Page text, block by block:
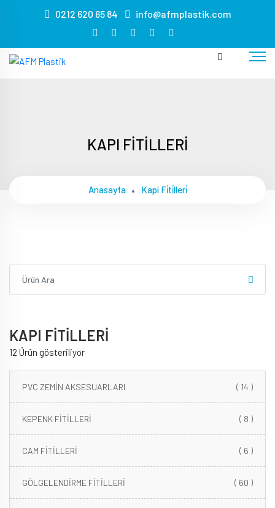
kiralama
masa
sandalye
kiralama
pvc
kaplama
0212 620 65 84 info@afmplastik.com
KAPI FİTİLLERİ
Anasayfa Kapi Fi̇ti̇lleri̇
KAPI FİTİLLERİ
12 Ürün gösteriliyor
PVC ZEMİN AKSESUARLARI ( 14 )
KEPENK FİTİLLERİ ( 8 )
CAM FİTİLLERİ ( 6 )
GÖLGELENDİRME FİTİLLERİ ( 60 )